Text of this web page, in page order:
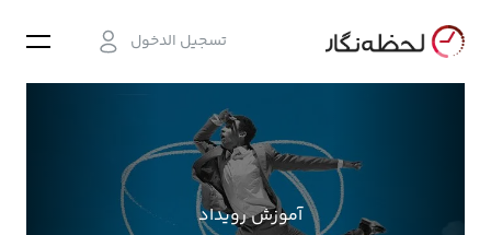
تسجيل الدخول
آموزش رویداد